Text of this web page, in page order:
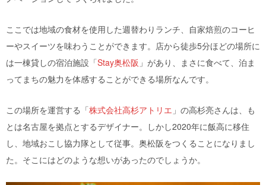
ここでは地域の食材を使用した週替わりランチ、自家焙煎のコーヒ
ーやスイーツを味わうことができます。店から徒歩5分ほどの場所に
は一棟貸しの宿泊施設「Stay奥松阪 」があり、まさに食べて、泊ま
ってまちの魅力を体感することができる場所なんです。
この場所を運営する「株式会社高杉アトリエ 」の高杉亮さんは、も
とは名古屋を拠点とするデザイナー。しかし2020年に飯高に移住
し、地域おこし協力隊として従事。奥松阪をつくることになりまし
た。そこにはどのような想いがあったのでしょうか。